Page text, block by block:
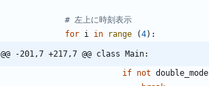
# 左上に時刻表示
for i in range (4) :
@@ -201,7 +217,7 @@ class Main:
if not double_mode